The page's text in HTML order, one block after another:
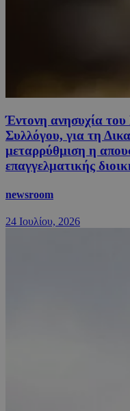
Έντονη ανησυχία
Συλλόγου, για τη
μεταρρύθμιση η
επαγγελματικής
newsroom
24 Ιουλίου, 2026